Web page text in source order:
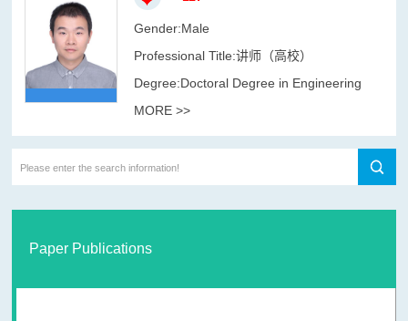
Gender:Male
Professional Title:讲师（高校）
Degree:Doctoral Degree in Engineering
MORE >>
Paper Publications